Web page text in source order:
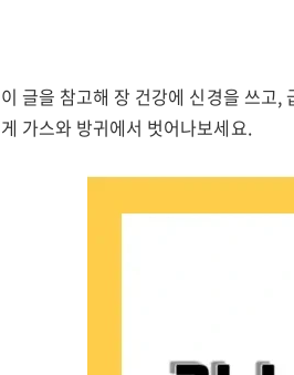
이 글을 참고해 장 건강에 신경을 쓰고,
게 가스와 방귀에서 벗어나보세요.